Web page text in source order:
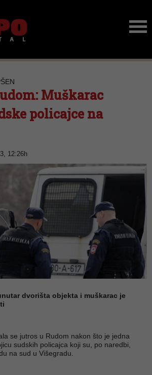
Muškarac
policajce na
12:26h
dvorišta objekta i muškarac je
se jutros u Rudom nakon što je jedna
sudskih policajca koji su, po naredbi,
na sud u Višegradu.